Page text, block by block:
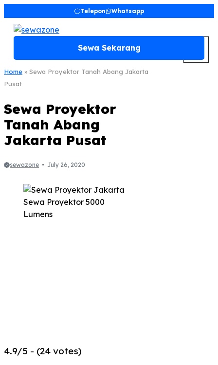
content
Telepon Whatsapp
Sewa Sekarang
Home » Sewa Proyektor Tanah Abang Jakarta
Pusat
Sewa Proyektor
Tanah Abang
Jakarta Pusat
sewazone July 26, 2020
Sewa Proyektor 5000
Lumens
4.9/5 - (24 votes)